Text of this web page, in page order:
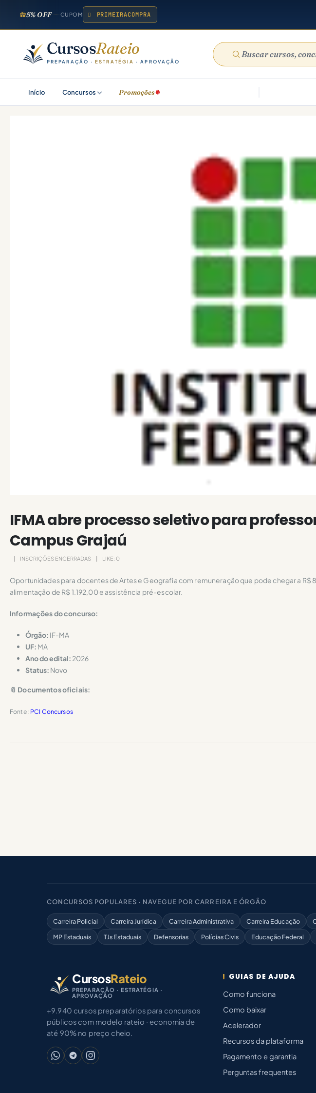
5% OFF CUPOM PRIMEIRACOMPRA
CursosRateio
PREPARAÇÃO ·ESTRATÉGIA · APROVAÇÃO
Início Concursos Promoções
IFMA abre processo seletivo para
Campus Grajaú
INSCRIÇÕES ENCERRADAS LIKE: 0
Oportunidades para docentes de Artes e Geografia com remuneração que pode chegar a
alimentação de R$ 1.192,00 e assistência pré-escolar.
Informações do concurso:
Órgão: IF-MA
UF: MA
Ano do edital: 2026
Status: Novo
📎 Documentos oficiais:
Fonte: PCI Concursos
CONCURSOS POPULARES · NAVEGUE POR CARREIRA E ÓRGÃO
Carreira Policial Carreira Jurídica Carreira Administrativa Carreira Educação
MP Estaduais
TJs Estaduais Defensorias Polícias Civis Educação Federal
CursosRateio
PREPARAÇÃO · ESTRATÉGIA ·
APROVAÇÃO
+9.940 cursos preparatórios para concursos
públicos com modelo rateio · economia de
até 90% no preço cheio.
GUIAS DE AJUDA
Como funciona
Como baixar
Acelerador
Recursos da plataforma
Pagamento e garantia
Perguntas frequentes